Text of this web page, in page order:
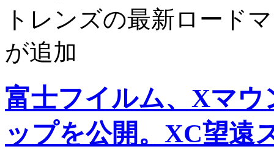
トレンズの最新ロード
が追加
富士フイルム、Xマ
ップを公開。XC望遠